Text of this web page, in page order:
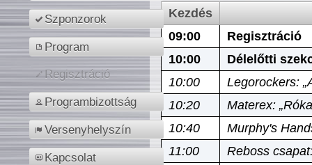
Szponzorok
Program
Regisztráció
Programbizottság
Versenyhelyszín
Kapcsolat
Kezdés
09:00
Regisztráció
10:00
Délelőtti
10:00
Legorockers:
10:20
Materex:
10:40
Murphy's
11:00
Reboss